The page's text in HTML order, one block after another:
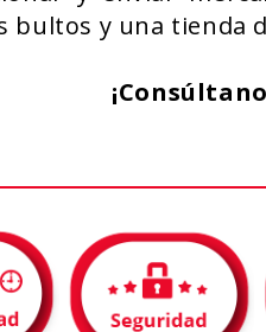
bultos y una tienda